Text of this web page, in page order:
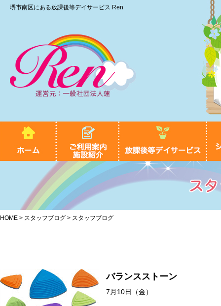
堺市南区にある放課後等デイサービス Ren
HOME > スタッフブログ > スタッフブログ
バランスストーン
7月10日（金）